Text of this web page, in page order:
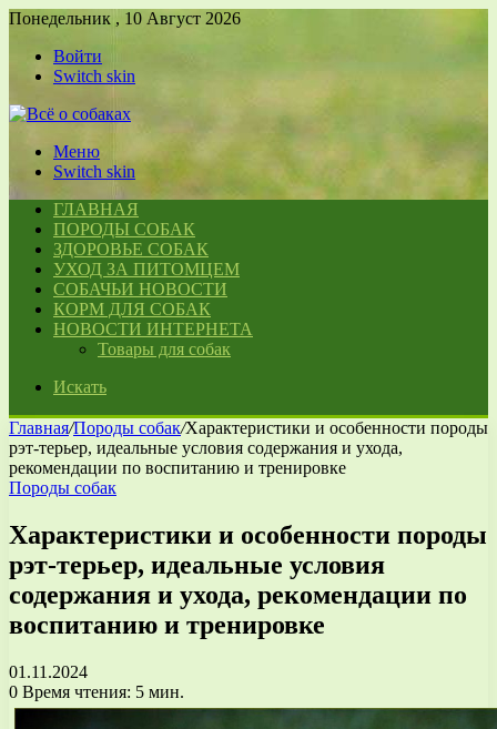
Понедельник , 10 Август 2026
Войти
Switch skin
Меню
Switch skin
ГЛАВНАЯ
ПОРОДЫ СОБАК
ЗДОРОВЬЕ СОБАК
УХОД ЗА ПИТОМЦЕМ
СОБАЧЬИ НОВОСТИ
КОРМ ДЛЯ СОБАК
НОВОСТИ ИНТЕРНЕТА
Товары для собак
Искать
Главная/Породы собак/Характеристики и особенности породы
рэт-терьер, идеальные условия содержания и ухода,
рекомендации по воспитанию и тренировке
Породы собак
Характеристики и особенности породы
рэт-терьер, идеальные условия
содержания и ухода, рекомендации по
воспитанию и тренировке
01.11.2024
0 Время чтения: 5 мин.